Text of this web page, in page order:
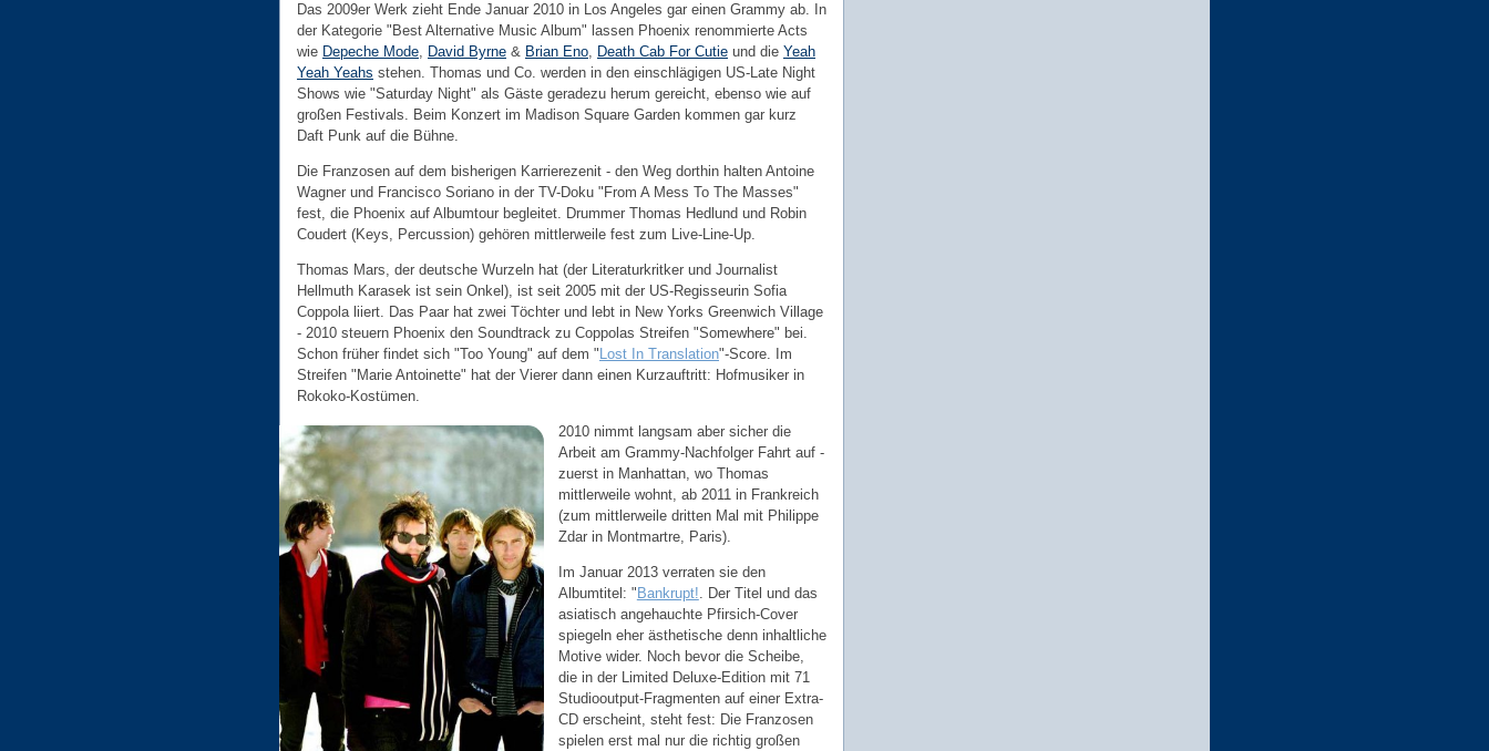
Das 2009er Werk zieht Ende Januar 2010 in Los Angeles gar einen Grammy ab. In
der Kategorie "Best Alternative Music Album" lassen Phoenix renommierte Acts
wie Depeche Mode, David Byrne & Brian Eno, Death Cab For Cutie und die Yeah
Yeah Yeahs stehen. Thomas und Co. werden in den einschlägigen US-Late Night
Shows wie "Saturday Night" als Gäste geradezu herum gereicht, ebenso wie auf
großen Festivals. Beim Konzert im Madison Square Garden kommen gar kurz
Daft Punk auf die Bühne.
Die Franzosen auf dem bisherigen Karrierezenit - den Weg dorthin halten Antoine
Wagner und Francisco Soriano in der TV-Doku "From A Mess To The Masses"
fest, die Phoenix auf Albumtour begleitet. Drummer Thomas Hedlund und Robin
Coudert (Keys, Percussion) gehören mittlerweile fest zum Live-Line-Up.
Thomas Mars, der deutsche Wurzeln hat (der Literaturkritker und Journalist
Hellmuth Karasek ist sein Onkel), ist seit 2005 mit der US-Regisseurin Sofia
Coppola liiert. Das Paar hat zwei Töchter und lebt in New Yorks Greenwich Village
- 2010 steuern Phoenix den Soundtrack zu Coppolas Streifen "Somewhere" bei.
Schon früher findet sich "Too Young" auf dem " Lost In Translation"-Score. Im
Streifen "Marie Antoinette" hat der Vierer dann einen Kurzauftritt: Hofmusiker in
Rokoko-Kostümen.
2010 nimmt langsam aber sicher die
Arbeit am Grammy-Nachfolger Fahrt auf -
zuerst in Manhattan, wo Thomas
mittlerweile wohnt, ab 2011 in Frankreich
(zum mittlerweile dritten Mal mit Philippe
Zdar in Montmartre, Paris).
Im Januar 2013 verraten sie den
Albumtitel: "Bankrupt! . Der Titel und das
asiatisch angehauchte Pfirsich-Cover
spiegeln eher ästhetische denn inhaltliche
Motive wider. Noch bevor die Scheibe,
die in der Limited Deluxe-Edition mit 71
Studiooutput-Fragmenten auf einer Extra-
CD erscheint, steht fest: Die Franzosen
spielen erst mal nur die richtig großen